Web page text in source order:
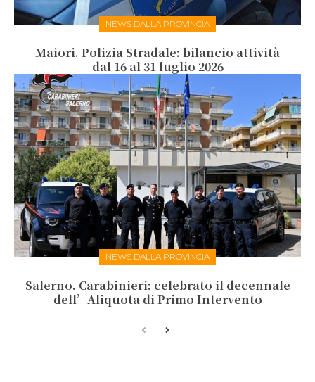
NEWS DALLA PROVINCIA
Maiori. Polizia Stradale: bilancio attività
dal 16 al 31 luglio 2026
NEWS DALLA PROVINCIA
Salerno. Carabinieri: celebrato il decennale
dell’Aliquota di Primo Intervento